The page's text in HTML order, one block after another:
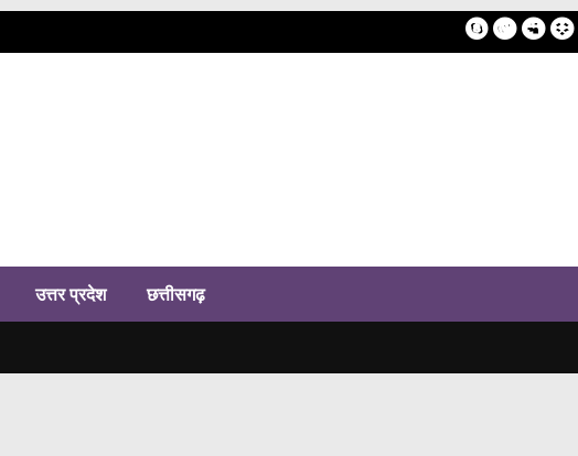
home
उत्तर प्रदेश छत्तीसगढ़